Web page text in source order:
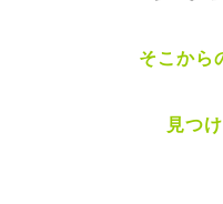
そこから
見つ